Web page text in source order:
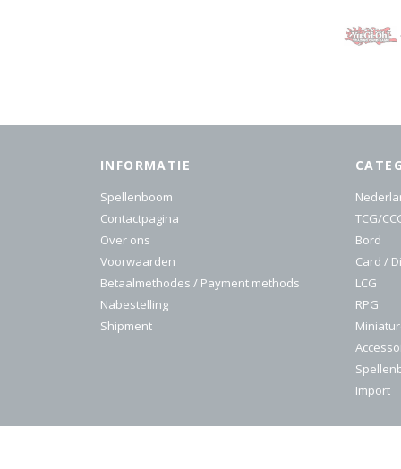
INFORMATIE
Spellenboom
Contactpagina
Over ons
Voorwaarden
Betaalmethodes / Payment methods
Nabestelling
Shipment
TCG/
Bord
Card /
LCG
RPG
Import